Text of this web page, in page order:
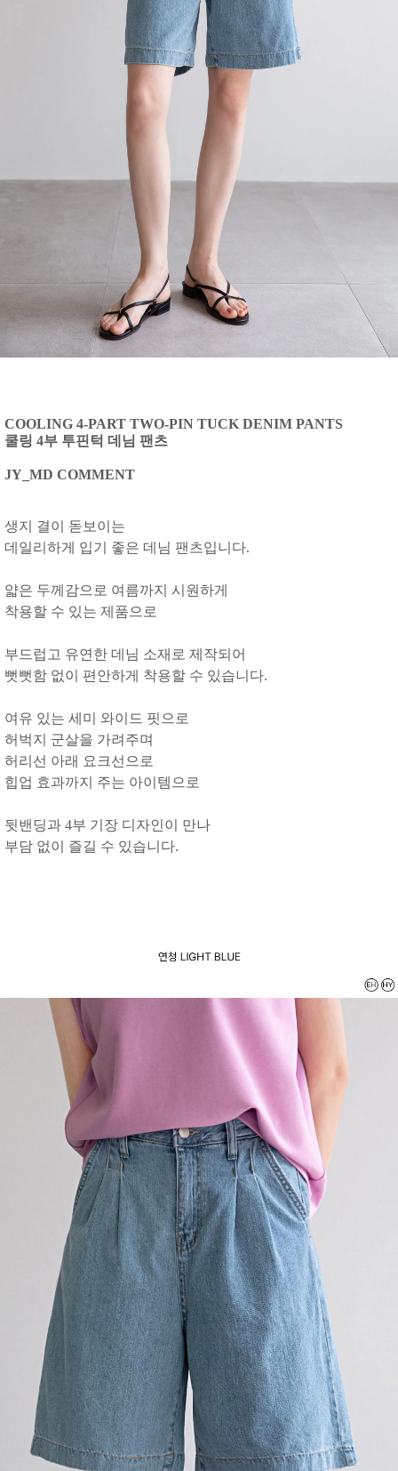
COOLING 4-PART TWO-PIN TUCK DENIM PANTS
쿨링 4부 투핀턱 데님 팬츠
JY_MD COMMENT
생지 결이 돋보이는
데일리하게 입기 좋은 데님 팬츠입니다.
얇은 두께감으로 여름까지 시원하게
착용할 수 있는 제품으로
부드럽고 유연한 데님 소재로 제작되어
뻣뻣함 없이 편안하게 착용할 수 있습니다.
여유 있는 세미 와이드 핏으로
허벅지 군살을 가려주며
허리선 아래 요크선으로
힙업 효과까지 주는 아이템으로
뒷밴딩과 4부 기장 디자인이 만나
부담 없이 즐길 수 있습니다.